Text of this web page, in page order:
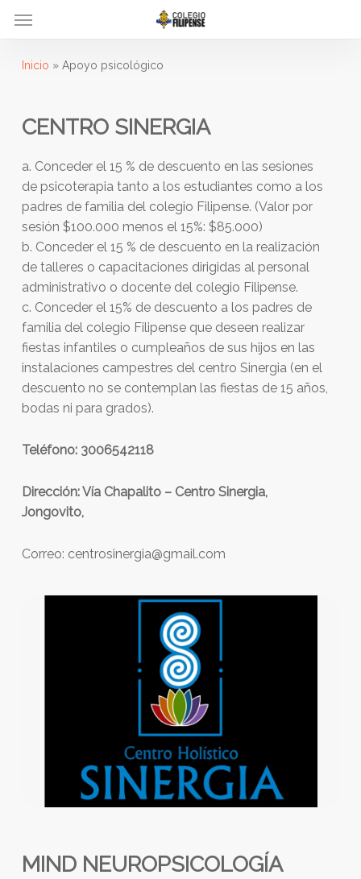
content
Inicio » Apoyo psicológico
CENTRO SINERGIA
a. Conceder el 15 % de descuento en las sesiones
de psicoterapia tanto a los estudiantes como a los
padres de familia del colegio Filipense. (Valor por
sesión $100.000 menos el 15%: $85.000)
b. Conceder el 15 % de descuento en la realización
de talleres o capacitaciones dirigidas al personal
administrativo o docente del colegio Filipense.
c. Conceder el 15% de descuento a los padres de
familia del colegio Filipense que deseen realizar
fiestas infantiles o cumpleaños de sus hijos en las
instalaciones campestres del centro Sinergia (en el
descuento no se contemplan las fiestas de 15 años,
bodas ni para grados).
Teléfono: 3006542118
Dirección: Vía Chapalito – Centro Sinergia,
Jongovito,
Correo: centrosinergia@gmail.com
MIND NEUROPSICOLOGÍA